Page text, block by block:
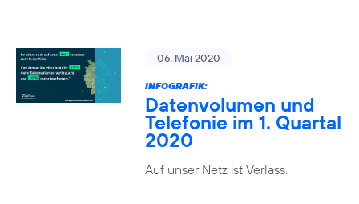
06. Mai 2020
INFOGRAFIK:
Datenvolumen und
Telefonie im 1. Quartal
2020
Auf unser Netz ist Verlass.